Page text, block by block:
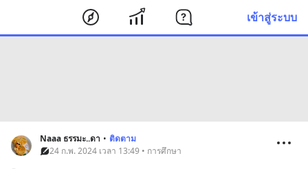
เข้าสู่ระบบ
Naaa ธรรมะ..ดา • ติดตาม
24 ก.พ. 2024 เวลา 13:49 • การศึกษา